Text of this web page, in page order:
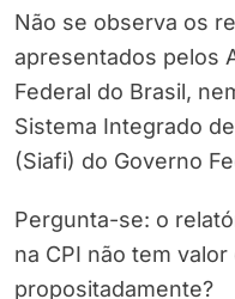
Não se observa os
apresentados pelos
Federal do Brasil,
Sistema Integrado
(Siafi) do Governo
Pergunta-se: o
na CPI não tem
propositadamente?